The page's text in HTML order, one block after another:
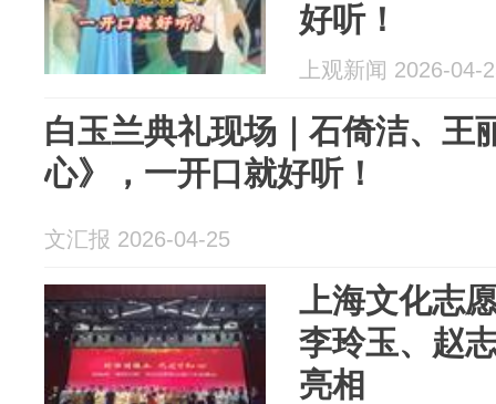
好听！
上观新闻 2026-04-
白玉兰典礼现场｜石倚洁、王
心》，一开口就好听！
文汇报 2026-04-25
上海文化志
李玲玉、赵
亮相